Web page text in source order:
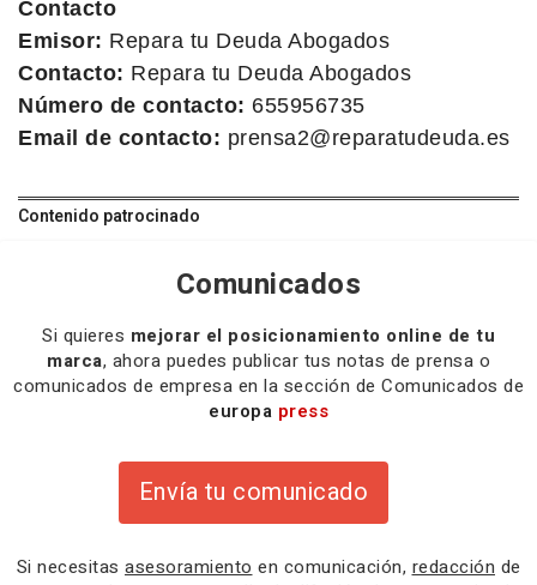
Contacto
Emisor: Repara tu Deuda Abogados
Contacto: Repara tu Deuda Abogados
Número de contacto: 655956735
Email de contacto: prensa2@reparatudeuda.es
Contenido patrocinado
Comunicados
Si quieres mejorar el posicionamiento online de tu
marca, ahora puedes publicar tus notas de prensa o
comunicados de empresa en la sección de Comunicados de
europa press
Envía tu comunicado
Si necesitas asesoramiento en comunicación, redacción de